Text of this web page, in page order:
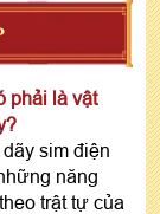
phải là vật
sim điện
năng
trật tự của